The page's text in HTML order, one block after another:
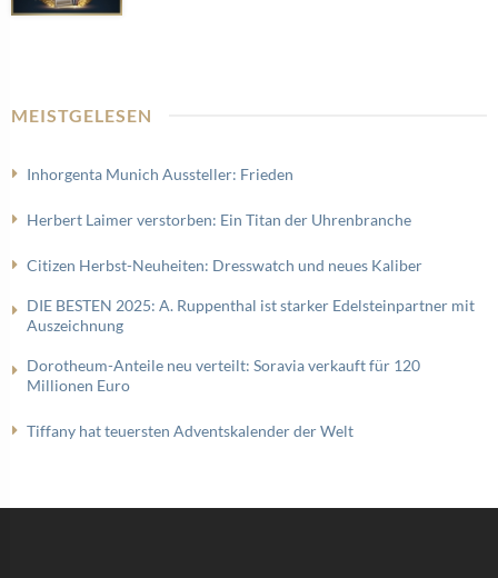
MEISTGELESEN
Inhorgenta Munich Aussteller: Frieden
Herbert Laimer verstorben: Ein Titan der Uhrenbranche
Citizen Herbst-Neuheiten: Dresswatch und neues Kaliber
DIE BESTEN 2025: A. Ruppenthal ist starker Edelsteinpartner mit
Auszeichnung
Dorotheum-Anteile neu verteilt: Soravia verkauft für 120
Millionen Euro
Tiffany hat teuersten Adventskalender der Welt